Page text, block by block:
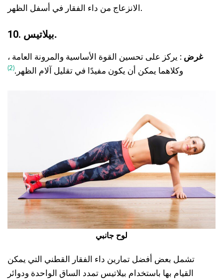
الانزعاج من داء الفقار في أسفل الظهر.
10. بيلاتيس.
غرض : يركز على تحسين القوة الأساسية والمرونة العامة ،
وكلاهما يمكن أن يكون مفيدًا في تقليل آلام الظهر.(2)
لوح جانبي
تشمل بعض أفضل تمارين داء الفقار القطني التي يمكن
القيام بها باستخدام بيلاتيس تمدد الساق الواحدة ودوائر